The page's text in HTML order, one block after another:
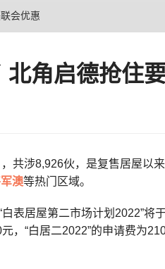
会优惠
角启德抢住
共涉8,926伙，是复售居屋以
澳等热门区域。
表居屋第二市场计划2022”将
，“白居二2022”的申请费为